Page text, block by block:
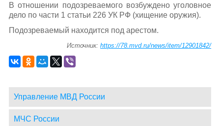
В отношении подозреваемого возбуждено уголовное
дело по части 1 статьи 226 УК РФ (хищение оружия).
Подозреваемый находится под арестом.
Источник:https://78.mvd.ru/news/item/12901842/
Управление МВД России
МЧС России